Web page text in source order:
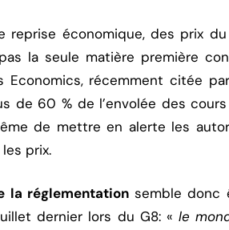
reprise économique, des prix
pas la seule matière première
Economics, récemment citée par
de 60 % de l’envolée des
de mettre en alerte les
prix.
la réglementation semble donc
dernier lors du G8: « le